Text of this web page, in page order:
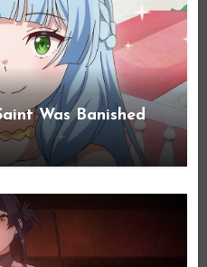
Was Banished